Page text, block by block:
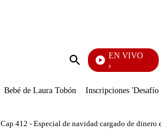
Enviar
EN VIVO
También Caerás
Bebé de Laura Tobón Inscripciones 'Desafío'
Cap 412 - Especial de navidad cargado de dinero